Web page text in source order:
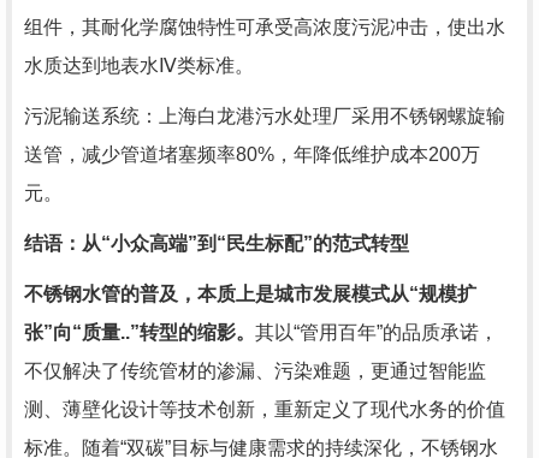
组件，其耐化学腐蚀特性可承受高浓度污泥冲击，使出水
水质达到地表水Ⅳ类标准。
污泥输送系统：上海白龙港污水处理厂采用不锈钢螺旋输
送管，减少管道堵塞频率80%，年降低维护成本200万
元。
结语：从“小众高端”到“民生标配”的范式转型
不锈钢水管的普及，本质上是城市发展模式从“规模扩
张”向“质量..”转型的缩影。 其以“管用百年”的品质承诺，
不仅解决了传统管材的渗漏、污染难题，更通过智能监
测、薄壁化设计等技术创新，重新定义了现代水务的价值
标准。随着“双碳”目标与健康需求的持续深化，不锈钢水